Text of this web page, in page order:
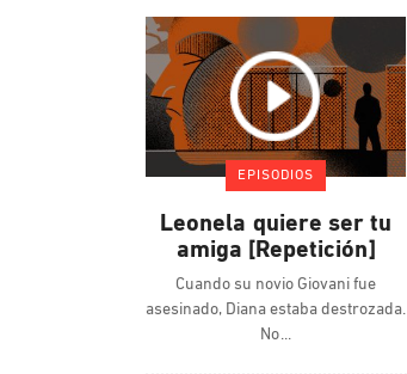
EPISODIOS
Leonela quiere ser tu
amiga [Repetición]
Cuando su novio Giovani fue
asesinado, Diana estaba destrozada.
No